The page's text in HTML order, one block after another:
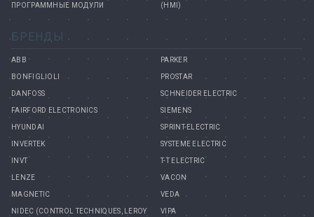
ПРОГРАММНЫЕ МОДУЛИ
(HMI)
БРЕНДЫ
ABB
BONFIGLIOLI
DANFOSS
FAIRFORD ELECTRONICS
HYUNDAI
INVERTEK
INVT
LENZE
MAGNETIC
NIDEC (CONTROL TECHNIQUES, LEROY
PARKER
PROSTAR
SCHNEIDER ELECTRIC
SIEMENS
SPRINT-ELECTRIC
SYSTEME ELECTRIC
T-T ELECTRIC
VACON
VEDA
VIPA